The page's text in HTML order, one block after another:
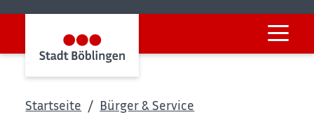
Startseite
Bürger & Service